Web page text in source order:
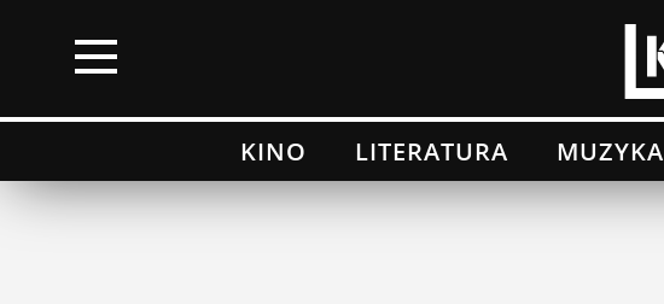
×
KINO LITERATURA MUZYKA